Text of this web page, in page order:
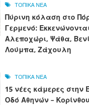
ΤΟΠΙΚΑ ΝΕΑ
Πύρινη κόλαση στο
Γερμενό:
Αλεποχώρι, Ψάθα,
Λούμπα, Ζάχουλη
ΤΟΠΙΚΑ ΝΕΑ
15 νέες κάμερες στην
Οδό Αθηνών –